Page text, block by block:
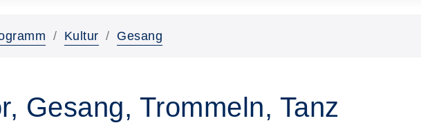
Kultur Gesang
Gesang, Trommeln, Tanz